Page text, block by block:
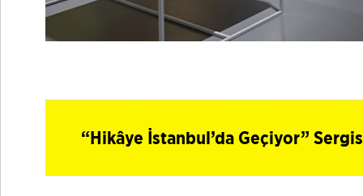
“Hikâye İstanbul’da Geçiyor”